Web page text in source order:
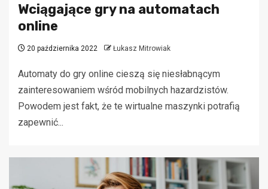
Wciągające gry na automatach
online
20 października 2022 Łukasz Mitrowiak
Automaty do gry online cieszą się niesłabnącym
zainteresowaniem wśród mobilnych hazardzistów.
Powodem jest fakt, że te wirtualne maszynki potrafią
zapewnić...